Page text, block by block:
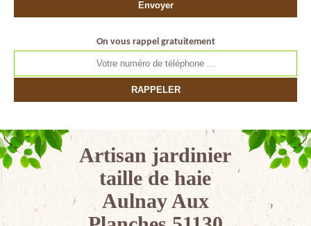
On vous rappel gratuitement
Artisan jardinier
taille de haie
Aulnay Aux